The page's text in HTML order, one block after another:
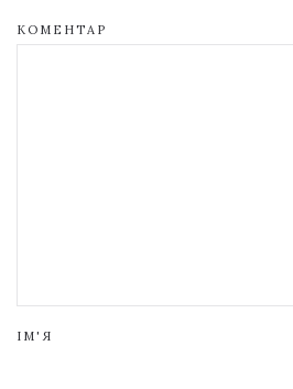
КОМЕНТАР
ІМ'Я